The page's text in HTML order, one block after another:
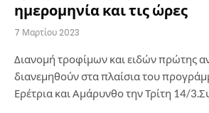
ημερομηνία και τις ώρες
7 Μαρτίου 2023
Διανομή τροφίμων και ειδών πρώτης
διανεμηθούν στα πλαίσια του
Ερέτρια και Αμάρυνθο την Τρίτη 14/